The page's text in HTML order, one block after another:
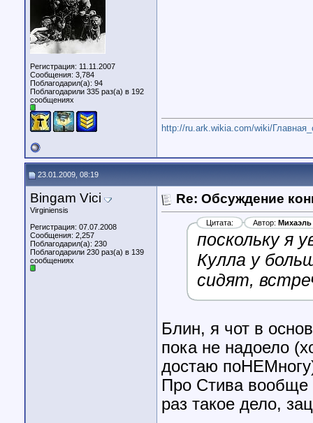
Регистрация: 11.11.2007
Сообщения: 3,784
Поблагодарил(а): 94
Поблагодарили 335 раз(а) в 192
сообщениях
http://ru.ark.wikia.com/wiki/
23.01.2009, 08:19
Bingam Vici
Virginiensis
Регистрация: 07.07.2008
Сообщения: 2,257
Поблагодарил(а): 230
Поблагодарили 230 раз(а) в 139
сообщениях
Re: Обсуждение
Цитата: Автор:
поскольку я
Кулла у
сидят,
Блин, я чот в
пока не надоело
достаю
Про Стива вообще
раз такое дело,